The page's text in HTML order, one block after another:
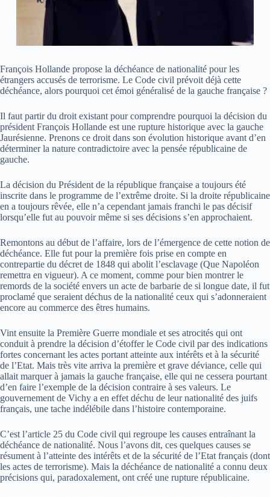
François Hollande propose la déchéance de nationalité pour les
étrangers accusés de terrorisme. Le Code civil prévoit déjà cette
déchéance, alors pourquoi cet émoi généralisé de la gauche française ?
Il faut partir du droit existant pour comprendre pourquoi la décision du
président François Hollande est une rupture historique avec la gauche
Jaurésienne. Prenons ce droit dans son évolution historique avant d’en
déterminer la nature contradictoire avec la pensée républicaine de
gauche.
La décision du Président de la république française a toujours été
inscrite dans le programme de l’extrême droite. Si la droite républicaine
en a toujours rêvée, elle n’a cependant jamais franchi le pas décisif
lorsqu’elle fut au pouvoir même si ses décisions s’en approchaient.
Remontons au début de l’affaire, lors de l’émergence de cette notion de
déchéance. Elle fut pour la première fois prise en compte en
contrepartie du décret de 1848 qui abolit l’esclavage (Que Napoléon
remettra en vigueur). A ce moment, comme pour bien montrer le
remords de la société envers un acte de barbarie de si longue date, il fut
proclamé que seraient déchus de la nationalité ceux qui s’adonneraient
encore au commerce des êtres humains.
Vint ensuite la Première Guerre mondiale et ses atrocités qui ont
conduit à prendre la décision d’étoffer le Code civil par des indications
fortes concernant les actes portant atteinte aux intérêts et à la sécurité
de l’Etat. Mais très vite arriva la première et grave déviance, celle qui
allait marquer à jamais la gauche française, elle qui ne cessera pourtant
d’en faire l’exemple de la décision contraire à ses valeurs. Le
gouvernement de Vichy a en effet déchu de leur nationalité des juifs
français, une tache indélébile dans l’histoire contemporaine.
C’est l’article 25 du Code civil qui regroupe les causes entraînant la
déchéance de nationalité. Nous l’avons dit, ces quelques causes se
résument à l’atteinte des intérêts et de la sécurité de l’Etat français (dont
les actes de terrorisme). Mais la déchéance de nationalité a connu deux
précisions qui, paradoxalement, ont créé une rupture républicaine.